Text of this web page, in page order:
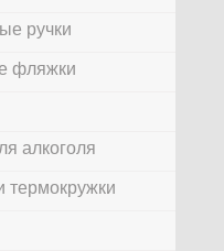
ручки
фляжки
алкоголя
термокружки